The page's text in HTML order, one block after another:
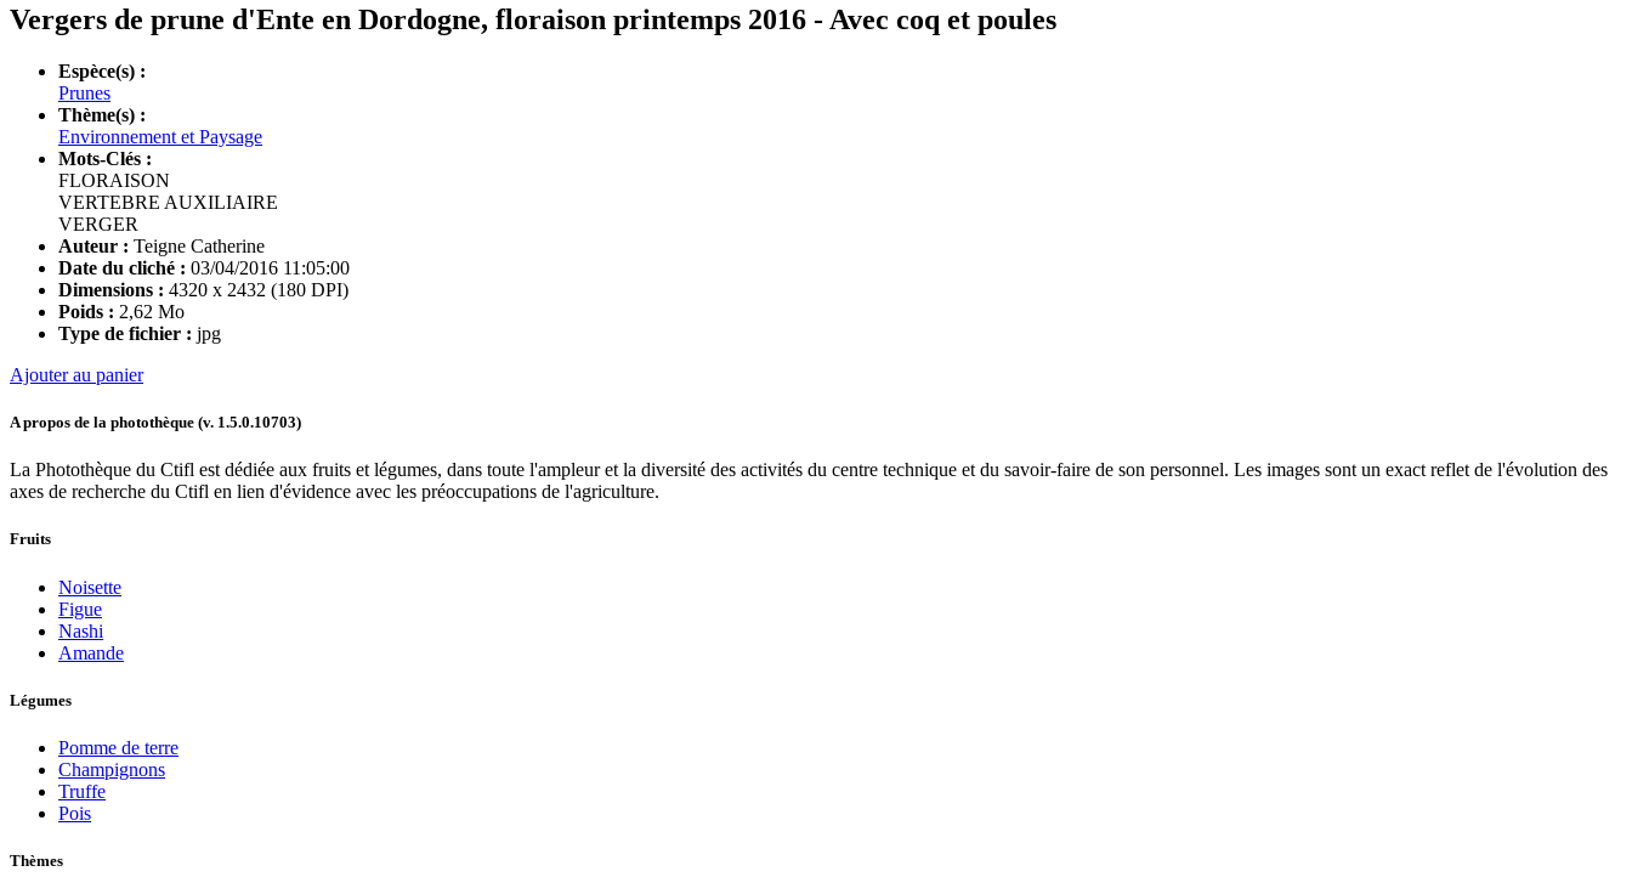
Vergers de prune d'Ente en Dordogne, floraison printemps 2016 - Avec coq et poules
Espèce(s) :
Prunes
Thème(s) :
Environnement et Paysage
Mots-Clés :
FLORAISON
VERTEBRE AUXILIAIRE
VERGER
Auteur : Teigne Catherine
Date du cliché : 03/04/2016 11:05:00
Dimensions : 4320 x 2432 (180 DPI)
Poids : 2,62 Mo
Type de fichier : jpg
Ajouter au panier
A propos de la photothèque (v. 1.5.0.10703)
La Photothèque du Ctifl est dédiée aux fruits et légumes, dans toute l'ampleur et la diversité des activités du centre technique et du savoir-faire de son personnel. Les images sont un exact reflet de l'évolution des
axes de recherche du Ctifl en lien d'évidence avec les préoccupations de l'agriculture.
Fruits
Noisette
Figue
Nashi
Amande
Légumes
Pomme de terre
Champignons
Truffe
Pois
Thèmes